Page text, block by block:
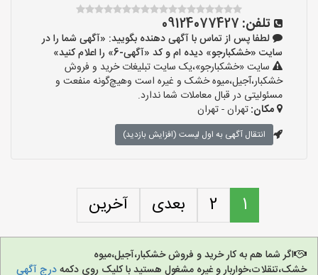
تلفن: 09124077427
لطفا پس از تماس با آگهی دهنده بگویید: «آگهی شما را در
سایت «خشکبارجو» دیده ام و کد «آگهی-6» را اعلام کنید»
سایت «خشکبارجو»،یک سایت تبلیغات خرید و فروش
خشکبار،آجیل،میوه خشک و غیره است وهیچ‌گونه منفعت و
مسئولیتی در قبال معاملات شما ندارد.
مکان:تهران - تهران
انتقال آگهی به اول لیست (افزایش بازدید)
1
2 بعدی آخرین
اگر شما هم به کار خرید و فروش خشکبار،آجیل،میوه
خشک،تنقلات،خواربار و غیره مشغول هستید با کلیک روی دکمهدرج آگهی